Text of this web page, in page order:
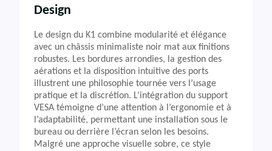
Design
Le design du K1 combine modularité et élégance
avec un châssis minimaliste noir mat aux finitions
robustes. Les bordures arrondies, la gestion des
aérations et la disposition intuitive des ports
illustrent une philosophie tournée vers l’usage
pratique et la discrétion. L’intégration du support
VESA témoigne d’une attention à l’ergonomie et à
l’adaptabilité, permettant une installation sous le
bureau ou derrière l’écran selon les besoins.
Malgré une approche visuelle sobre, ce style